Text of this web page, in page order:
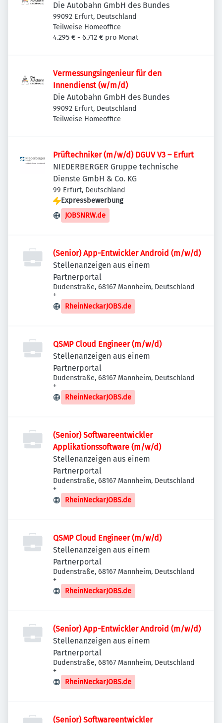
Die Autobahn GmbH des Bundes
99092 Erfurt, Deutschland
Teilweise Homeoffice
4.295 € - 6.712 € pro Monat
Vermessungsingenieur für den
Innendienst (w/m/d)
Die Autobahn GmbH des Bundes
99092 Erfurt, Deutschland
Teilweise Homeoffice
Prüftechniker (m/w/d) DGUV V3 – Erfurt
NIEDERBERGER Gruppe technische
Dienste GmbH & Co. KG
99 Erfurt, Deutschland
Expressbewerbung
JOBSNRW.de
(Senior) App-Entwickler Android (m/w/d)
Stellenanzeigen aus einem
Partnerportal
Dudenstraße, 68167 Mannheim, Deutschland
+
RheinNeckarJOBS.de
QSMP Cloud Engineer (m/w/d)
Stellenanzeigen aus einem
Partnerportal
Dudenstraße, 68167 Mannheim, Deutschland
+
RheinNeckarJOBS.de
(Senior) Softwareentwickler
Applikationssoftware (m/w/d)
Stellenanzeigen aus einem
Partnerportal
Dudenstraße, 68167 Mannheim, Deutschland
+
RheinNeckarJOBS.de
QSMP Cloud Engineer (m/w/d)
Stellenanzeigen aus einem
Partnerportal
Dudenstraße, 68167 Mannheim, Deutschland
+
RheinNeckarJOBS.de
(Senior) App-Entwickler Android (m/w/d)
Stellenanzeigen aus einem
Partnerportal
Dudenstraße, 68167 Mannheim, Deutschland
+
RheinNeckarJOBS.de
(Senior) Softwareentwickler